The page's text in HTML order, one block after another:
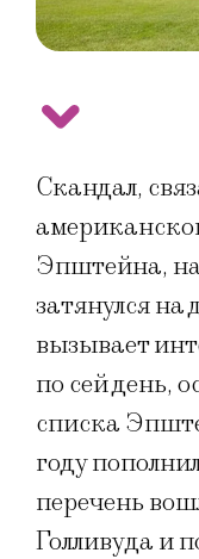
Скандал,
Эпштейна,
затянулся на
вызывает
по сей день,
списка
году
перечень
Голливуда и